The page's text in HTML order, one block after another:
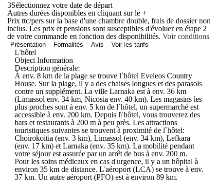
3Sélectionnez votre date de départ
Autres durées disponibles en cliquant sur le +
Prix ttc/pers sur la base d'une chambre double, frais de dossier non
inclus. Les prix et pensions sont susceptibles d'évoluer en étape 2
de votre commande en fonction des disponibilités. Voir conditions
Présentation Formalités Avis Voir les tarifs
L'hôtel
Object Information
Description générale:
À env. 8 km de la plage se trouve l`hôtel Eveleos Country
House. Sur la plage, il y a des chaises longues et des parasols
contre un supplément. La ville Larnaka est à env. 36 km
(Limassol env. 34 km, Nicosia env. 40 km). Les magasins les
plus proches sont à env. 5 km de l`hôtel, un supermarché est
accessible à env. 200 km. Depuis l\'hôtel, vous trouverez des
bars et restaurants à 200 m à peu près. Les attractions
touristiques suivantes se trouvent à proximité de l`hôtel:
Choirokoitia (env. 3 km), Limassol (env. 34 km), Lefkara
(env. 17 km) et Larnaka (env. 35 km). La mobilité pendant
votre séjour est assurée par un arrêt de bus à env. 200 m.
Pour les soins médicaux en cas d'urgence, il y a un hôpital à
environ 35 km de distance. L'aéroport (LCA) se trouve à env.
37 km. Un autre aéroport (PFO) est à environ 89 km.